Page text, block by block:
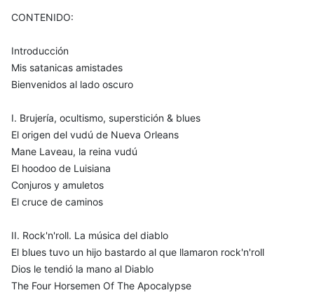
CONTENIDO:
Introducción
Mis satanicas amistades
Bienvenidos al lado oscuro
I. Brujería, ocultismo, superstición & blues
El origen del vudú de Nueva Orleans
Mane Laveau, la reina vudú
El hoodoo de Luisiana
Conjuros y amuletos
El cruce de caminos
II. Rock'n'roll. La música del diablo
El blues tuvo un hijo bastardo al que llamaron rock'n'roll
Dios le tendió la mano al Diablo
The Four Horsemen Of The Apocalypse